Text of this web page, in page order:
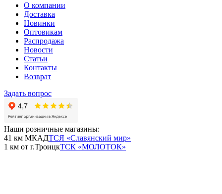
О компании
Доставка
Новинки
Оптовикам
Распродажа
Новости
Статьи
Контакты
Возврат
Задать вопрос
Наши розничные магазины:
41 км МКАДТСЯ «Славянский мир»
1 км от г.ТроицкТСК «МОЛОТОК»